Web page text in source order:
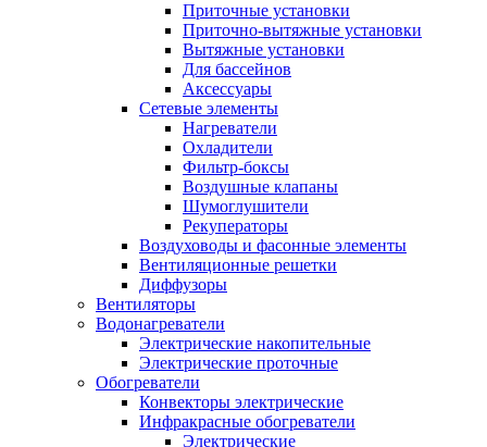
Приточные установки
Приточно-вытяжные установки
Вытяжные установки
Для бассейнов
Аксессуары
Сетевые элементы
Нагреватели
Охладители
Фильтр-боксы
Воздушные клапаны
Шумоглушители
Рекуператоры
Воздуховоды и фасонные элементы
Вентиляционные решетки
Диффузоры
Вентиляторы
Водонагреватели
Электрические накопительные
Электрические проточные
Обогреватели
Конвекторы электрические
Инфракрасные обогреватели
Электрические